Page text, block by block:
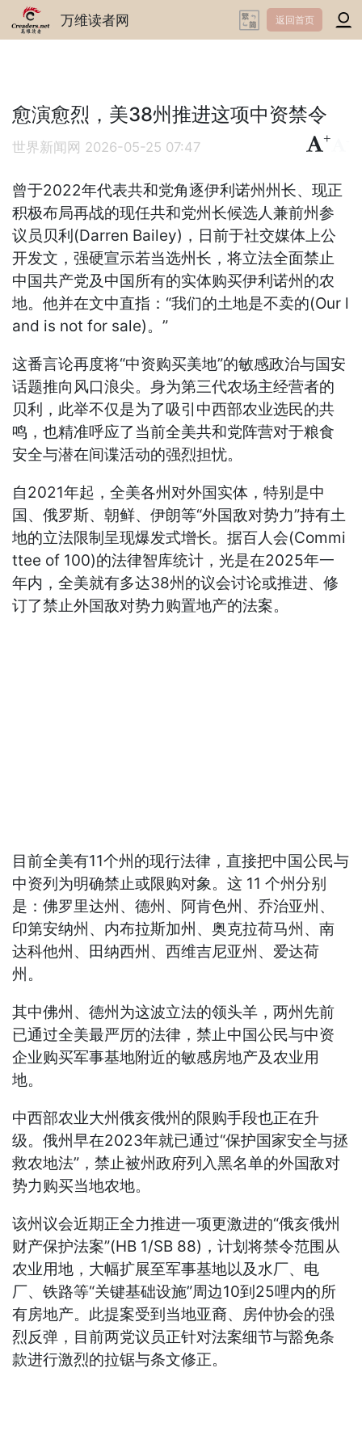
万维读者网 返回首页
愈演愈烈，美38州推进这项中资禁令
世界新闻网 2026-05-25 07:47
+
曾于2022年代表共和党角逐伊利诺州州长、现正
积极布局再战的现任共和党州长候选人兼前州参
议员贝利(Darren Bailey)，日前于社交媒体上公
开发文，强硬宣示若当选州长，将立法全面禁止
中国共产党及中国所有的实体购买伊利诺州的农
地。他并在文中直指：“我们的土地是不卖的(Our l
and is not for sale)。”
这番言论再度将“中资购买美地”的敏感政治与国安
话题推向风口浪尖。身为第三代农场主经营者的
贝利，此举不仅是为了吸引中西部农业选民的共
鸣，也精准呼应了当前全美共和党阵营对于粮食
安全与潜在间谍活动的强烈担忧。
自2021年起，全美各州对外国实体，特别是中
国、俄罗斯、朝鲜、伊朗等“外国敌对势力”持有土
地的立法限制呈现爆发式增长。据百人会(Commi
ttee of 100)的法律智库统计，光是在2025年一
年内，全美就有多达38州的议会讨论或推进、修
订了禁止外国敌对势力购置地产的法案。
目前全美有11个州的现行法律，直接把中国公民与
中资列为明确禁止或限购对象。这 11 个州分别
是：佛罗里达州、德州、阿肯色州、乔治亚州、
印第安纳州、内布拉斯加州、奥克拉荷马州、南
达科他州、田纳西州、西维吉尼亚州、爱达荷
州。
其中佛州、德州为这波立法的领头羊，两州先前
已通过全美最严厉的法律，禁止中国公民与中资
企业购买军事基地附近的敏感房地产及农业用
地。
中西部农业大州俄亥俄州的限购手段也正在升
级。俄州早在2023年就已通过“保护国家安全与拯
救农地法”，禁止被州政府列入黑名单的外国敌对
势力购买当地农地。
该州议会近期正全力推进一项更激进的“俄亥俄州
财产保护法案”(HB 1/SB 88)，计划将禁令范围从
农业用地，大幅扩展至军事基地以及水厂、电
厂、铁路等“关键基础设施”周边10到25哩内的所
有房地产。此提案受到当地亚裔、房仲协会的强
烈反弹，目前两党议员正针对法案细节与豁免条
款进行激烈的拉锯与条文修正。